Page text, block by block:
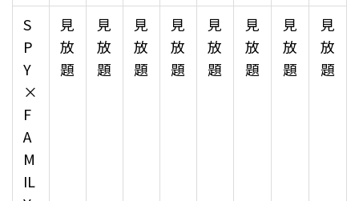
S
P
Y
×
F
A
M
IL
見
放
題
見
放
題
見
放
題
見
放
題
見
放
題
見
放
題
見
放
題
見
放
題